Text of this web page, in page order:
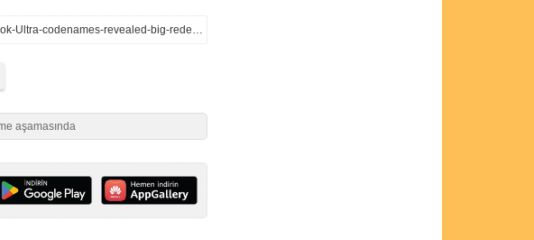
https://www.notebookcheck.net/iOS-28-for-iPhone-20-MacOS-28-for-MacBook-Ultra-codenames-revealed-big-redesign-tipped.1311681.0.html
aşamasında